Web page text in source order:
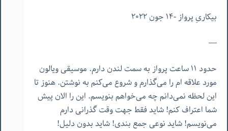
بیکاریِ پرواز -١۴ جون ٢٠٢٢
—
حدود ١١ ساعت پرواز به سمت لندن دارم. موسیقی ویالون
مورد علاقه ام را می‌گذارم و شروع می‌کنم به نوشتن. هنوز تا
این لحظه نمی‌دانم چه می‌خواهم بنویسم. این را الان پیش
شما اعتراف کنم! شاید فقط جهت وقت گذرانی دارم
می‌نویسم! شاید نوعی جمع بندی! شاید بدون دلیل!